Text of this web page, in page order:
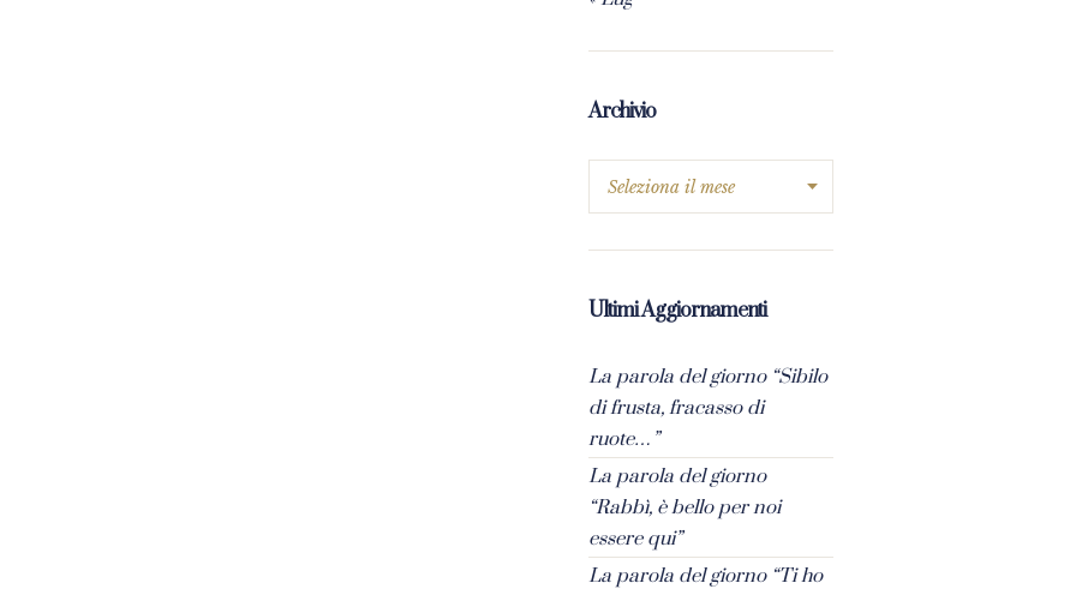
Archivio
Ultimi Aggiornamenti
La parola del giorno “Sibilo
di frusta, fracasso di
ruote…”
La parola del giorno
“Rabbì, è bello per noi
essere qui”
La parola del giorno “Ti ho